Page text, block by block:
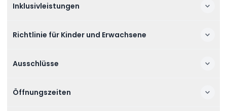
Inklusivleistungen
Richtlinie für Kinder und Erwachsene
Ausschlüsse
Öffnungszeiten